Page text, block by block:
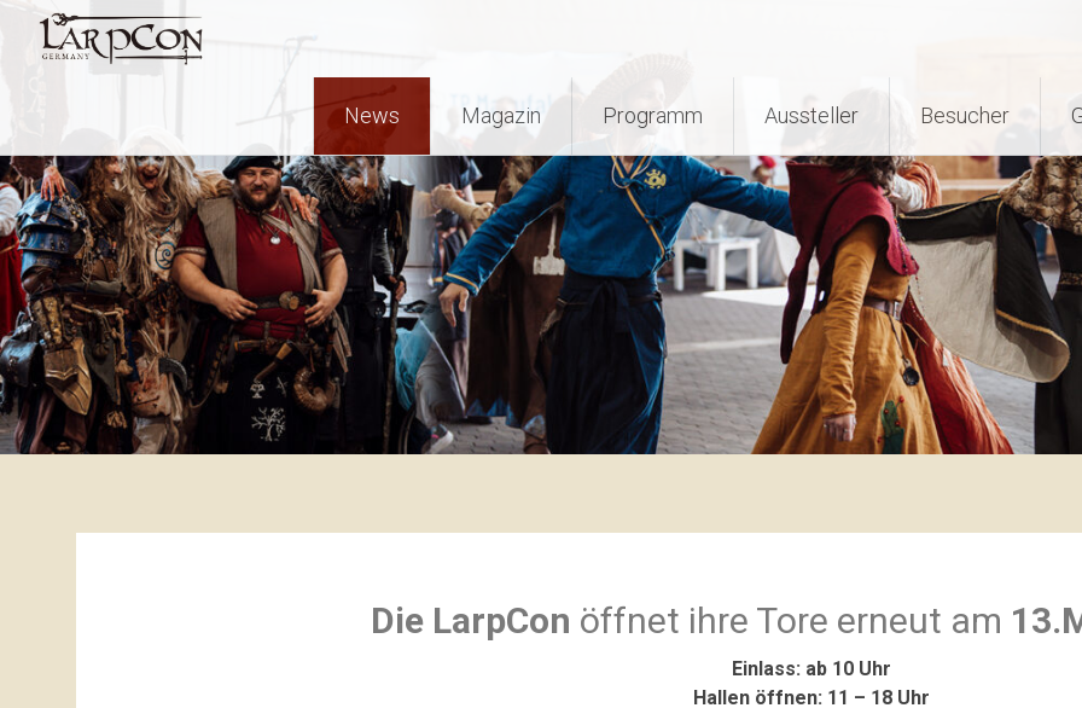
News Magazin Programm Aussteller Besucher
Die LarpCon öffnet ihre Tore erneut am
Einlass: ab 10 Uhr
Hallen öffnen: 11 – 18 Uhr